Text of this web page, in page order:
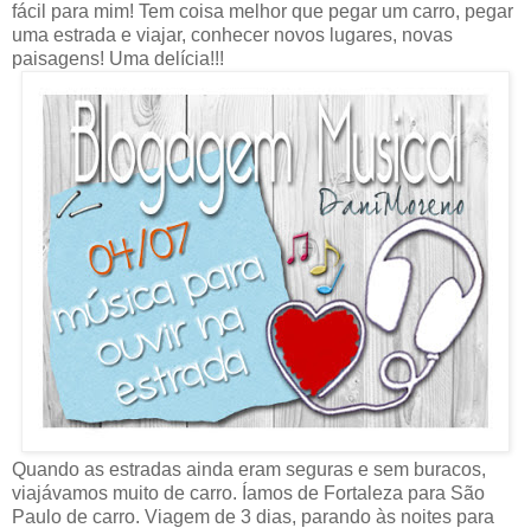
fácil para mim! Tem coisa melhor que pegar um carro, pegar
uma estrada e viajar, conhecer novos lugares, novas
paisagens! Uma delícia!!!
Quando as estradas ainda eram seguras e sem buracos,
viajávamos muito de carro. Íamos de Fortaleza para São
Paulo de carro. Viagem de 3 dias, parando às noites para